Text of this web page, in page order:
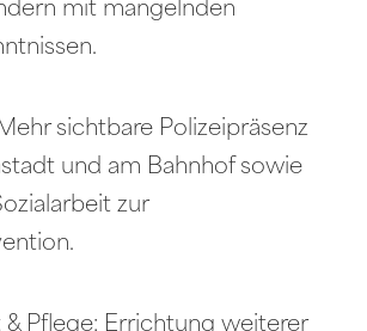
mit mangelnden
sichtbare Polizeipräsenz
und am Bahnhof sowie
zur
& Pflege: Errichtung weiterer